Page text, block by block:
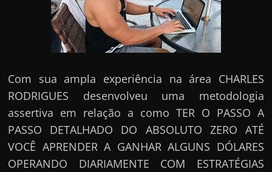
Com sua ampla experiência na área CHARLES
RODRIGUES desenvolveu uma metodologia
assertiva em relação a como TER O PASSO A
PASSO DETALHADO DO ABSOLUTO ZERO ATÉ
VOCÊ APRENDER A GANHAR ALGUNS DÓLARES
OPERANDO DIARIAMENTE COM ESTRATÉGIAS